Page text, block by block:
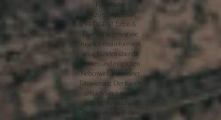
Fehler oder
Entzündungen hält
FREIGEIST Tattoo &
Piercing so gering wie
möglich und informiert
seine Kunden über die
Risiken und möglichen
Nebenwirkungen einer
Tätowierung. Der Kunde
erklärt durch seinen
Auftrag, ausreichend
über eventuelle Risiken